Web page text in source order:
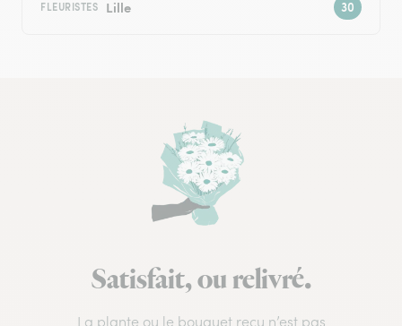
FLEURISTES Lille
Satisfait, ou relivré.
La plante ou le bouquet reçu n’est pas